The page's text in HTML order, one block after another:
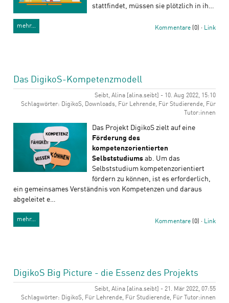
stattfindet, müssen sie plötzlich in ih…
mehr… Kommentare (0) · Link
Das DigikoS-Kompetenzmodell
Seibt, Alina [alina.seibt] - 10. Aug 2022, 15:10
Schlagwörter: DigikoS, Downloads, Für Lehrende, Für Studierende, Für
Tutor:innen
Das Projekt DigikoS zielt auf eine
Förderung des
kompetenzorientierten
Selbststudiums ab. Um das
Selbststudium kompetenzorientiert
fördern zu können, ist es erforderlich,
ein gemeinsames Verständnis von Kompetenzen und daraus
abgeleitet e…
mehr… Kommentare (0) · Link
DigikoS Big Picture - die Essenz des Projekts
Seibt, Alina [alina.seibt] - 21. Mär 2022, 07:55
Schlagwörter: DigikoS, Für Lehrende, Für Studierende, Für Tutor:innen